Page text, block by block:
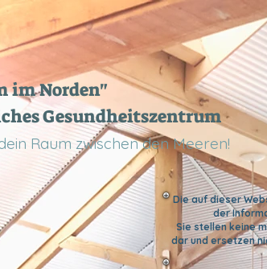
im Norden"
Gesundheitszentrum
Raum zwischen den Meeren!
Die auf dieser
der
Sie stellen keine
dar und ersetzen